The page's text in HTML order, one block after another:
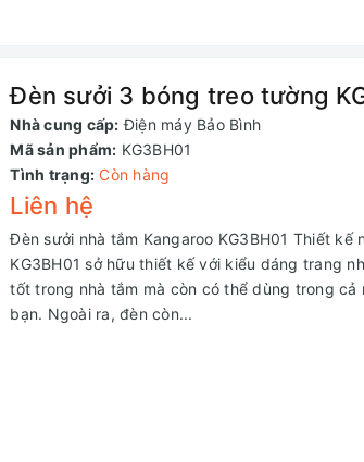
Đèn sưởi 3 bóng treo tường
Nhà cung cấp: Điện máy Bảo Bình
Mã sản phẩm: KG3BH01
Tình trạng: Còn hàng
Liên hệ
Đèn sưởi nhà tắm Kangaroo KG3BH01 Thiết
KG3BH01 sở hữu thiết kế với kiểu dáng trang
tốt trong nhà tắm mà còn có thể dùng trong
bạn. Ngoài ra, đèn còn...